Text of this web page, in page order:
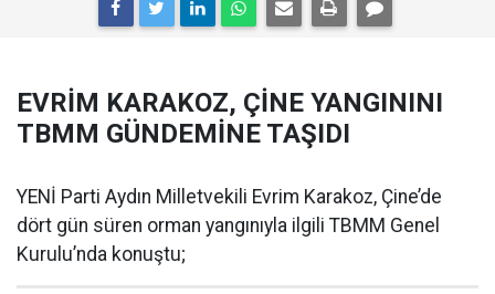
EVRİM KARAKOZ, ÇİNE YANGININI
TBMM GÜNDEMİNE TAŞIDI
YENİ Parti Aydın Milletvekili Evrim Karakoz, Çine’de
dört gün süren orman yangınıyla ilgili TBMM Genel
Kurulu’nda konuştu;